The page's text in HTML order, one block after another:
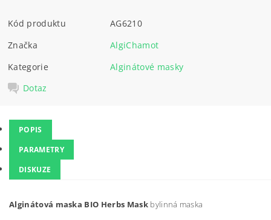
Kód produktu
AG6210
Značka
AlgiChamot
Kategorie
Alginátové masky
Dotaz
POPIS
PARAMETRY
DISKUZE
Alginátová maska BIO Herbs Maskbylinná maska